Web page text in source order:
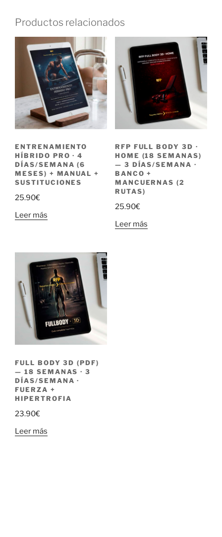
Productos relacionados
ENTRENAMIENTO
HÍBRIDO PRO · 4
DÍAS/SEMANA (6
MESES) + MANUAL +
SUSTITUCIONES
25.90€
Leer más
RFP FULL BODY 3D ·
HOME (18 SEMANAS)
— 3 DÍAS/SEMANA ·
BANCO +
MANCUERNAS (2
RUTAS)
25.90€
Leer más
FULL BODY 3D (PDF)
— 18 SEMANAS · 3
DÍAS/SEMANA ·
FUERZA +
HIPERTROFIA
23.90€
Leer más